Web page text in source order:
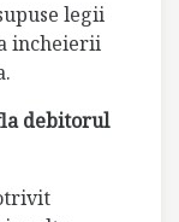
legii
incheierii
debitorul